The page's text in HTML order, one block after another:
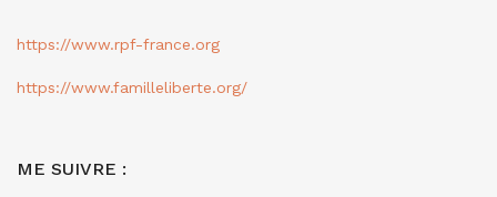
https://www.rpf-france.org
https://www.familleliberte.org/
ME SUIVRE :